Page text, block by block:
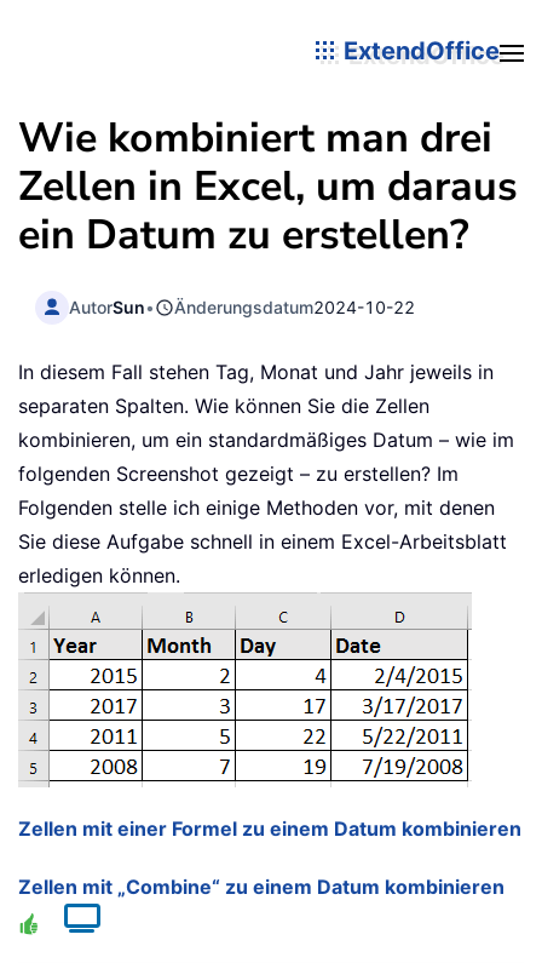
ExtendOffice
Wie kombiniert man drei
Zellen in Excel, um daraus
ein Datum zu erstellen?
AutorSun• Änderungsdatum2024-10-22
In diesem Fall stehen Tag, Monat und Jahr jeweils in
separaten Spalten. Wie können Sie die Zellen
kombinieren, um ein standardmäßiges Datum – wie im
folgenden Screenshot gezeigt – zu erstellen? Im
Folgenden stelle ich einige Methoden vor, mit denen
Sie diese Aufgabe schnell in einem Excel-Arbeitsblatt
erledigen können.
Zellen mit einer Formel zu einem Datum kombinieren
Zellen mit „Combine“ zu einem Datum kombinieren